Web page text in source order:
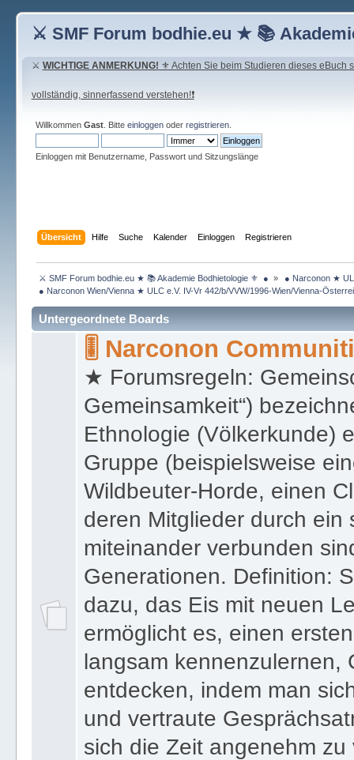
⚔ SMF Forum bodhie.eu ★ 📚
⚔ WICHTIGE ANMERKUNG! ⚜ Achten Sie beim Studieren dieses eBuch
vollständig, sinnerfassend verstehen!❗
Willkommen Gast. Bitte einloggenoder registrieren.
Einloggen mit Benutzername, Passwort und Sitzungslänge
Übersicht Hilfe Suche Kalender Einloggen Registrieren
⚔ SMF Forum bodhie.eu ★ 📚 Akademie Bodhietologie ⚜  ● »
● Narconon ★
● Narconon Wien/Vienna ★ ULC e.V. IV-Vr 442/b/VVW/1996-Wien/Vienna-
Untergeordnete Boards
🎚 Narconon
★ Forumsregeln:
Gemeinsamkeit“)
Ethnologie (Völkerkunde)
Gruppe (beispielsweise
Wildbeuter-Horde, einen
deren Mitglieder durch ein
miteinander verbunden
Generationen. Definition:
dazu, das Eis mit neuen
ermöglicht es, einen
langsam kennenzulernen,
entdecken, indem man
und vertraute
sich die Zeit angenehm